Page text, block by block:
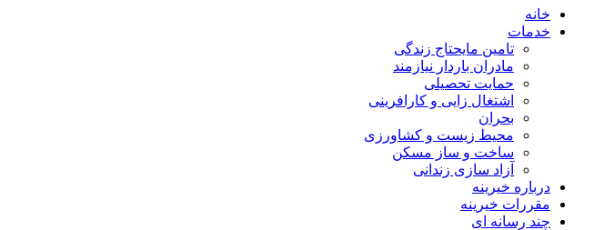
خانه
خدمات
تامین مایحتاج زندگی
مادران باردار نیازمند
حمایت تحصیلی
اشتغال زایی و کارافرینی
بحران
محیط زیست و کشاورزی
ساخت و ساز مسکن
آزاد سازی زندانی
درباره خیرینه
مقررات خیرینه
چند رسانه ای